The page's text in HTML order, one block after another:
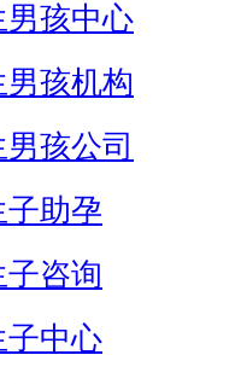
孩中心
孩机构
孩公司
助孕
咨询
子中心